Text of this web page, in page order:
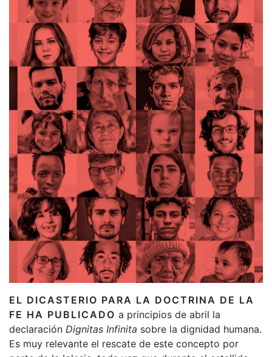
EL DICASTERIO PARA LA DOCTRINA DE LA
FE HA PUBLICADO a principios de abril la
declaración Dignitas Infinita sobre la dignidad humana.
Es muy relevante el rescate de este concepto por